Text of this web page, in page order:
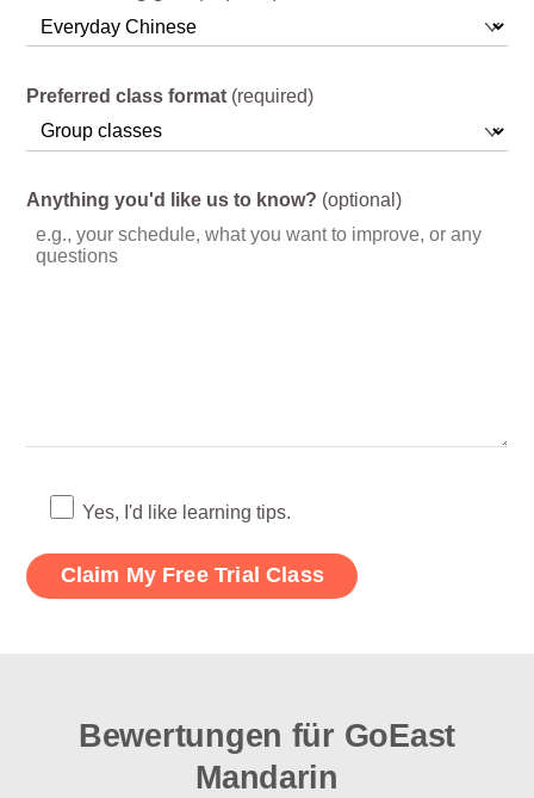
Preferred class format (required)
Anything you'd like us to know? (optional)
Yes, I'd like learning tips.
Bewertungen für GoEast
Mandarin